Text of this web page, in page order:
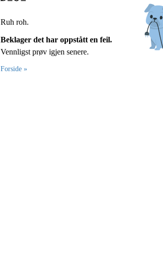
Ruh roh.
Beklager det har oppstått en feil.
Vennligst prøv igjen senere.
Forside »